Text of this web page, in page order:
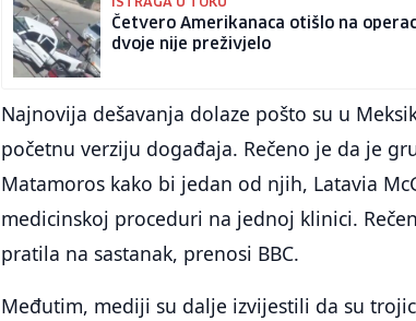
ISTRAGA U TOKU
Četvero Amerikanaca otišlo na
dvoje nije preživjelo
Najnovija dešavanja dolaze pošto su u
početnu verziju događaja. Rečeno je da je
Matamoros kako bi jedan od njih, Latavia
medicinskoj proceduri na jednoj klinici.
pratila na sastanak, prenosi BBC.
Međutim, mediji su dalje izvijestili da su